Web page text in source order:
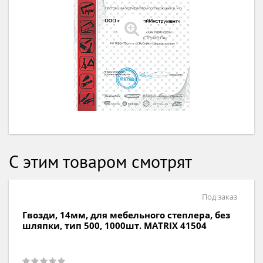
С этим товаром смотрят
Под заказ
Гвозди, 14мм, для мебельного степлера, со
шляпкой, тип 300, 1000шт. MATRIX 41514